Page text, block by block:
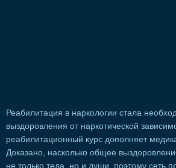
Реабилитация в наркологии стала
выздоровления от наркотической
реабилитационный курс дополняет
Доказано, насколько общее
не только тела, но и души, поэтому сеть